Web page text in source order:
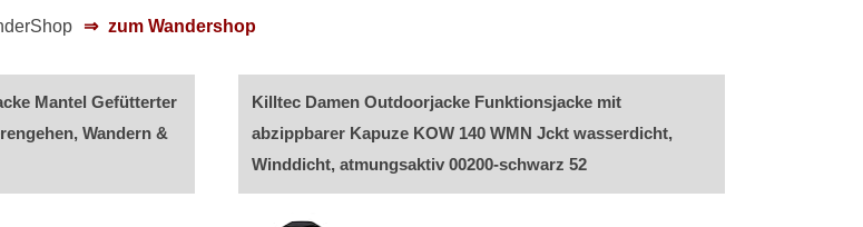
zum Wandershop
Mantel Gefütterter
Wandern &
Killtec Damen Outdoorjacke Funktionsjacke mit
abzippbarer Kapuze KOW 140 WMN Jckt wasserdicht,
Winddicht, atmungsaktiv 00200-schwarz 52